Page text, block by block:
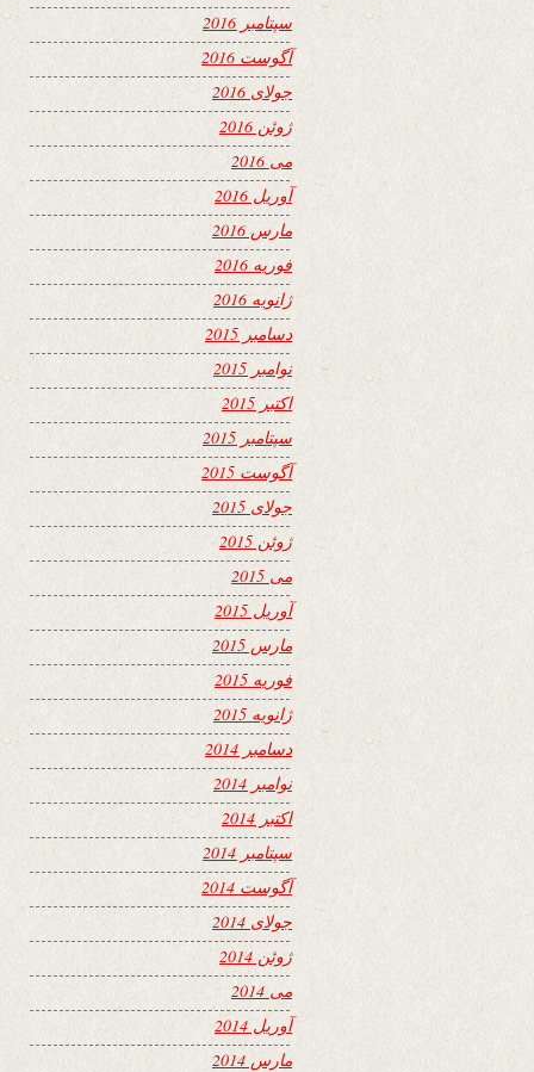
سپتامبر 2016
آگوست 2016
جولای 2016
ژوئن 2016
می 2016
آوریل 2016
مارس 2016
فوریه 2016
ژانویه 2016
دسامبر 2015
نوامبر 2015
اکتبر 2015
سپتامبر 2015
آگوست 2015
جولای 2015
ژوئن 2015
می 2015
آوریل 2015
مارس 2015
فوریه 2015
ژانویه 2015
دسامبر 2014
نوامبر 2014
اکتبر 2014
سپتامبر 2014
آگوست 2014
جولای 2014
ژوئن 2014
می 2014
آوریل 2014
مارس 2014